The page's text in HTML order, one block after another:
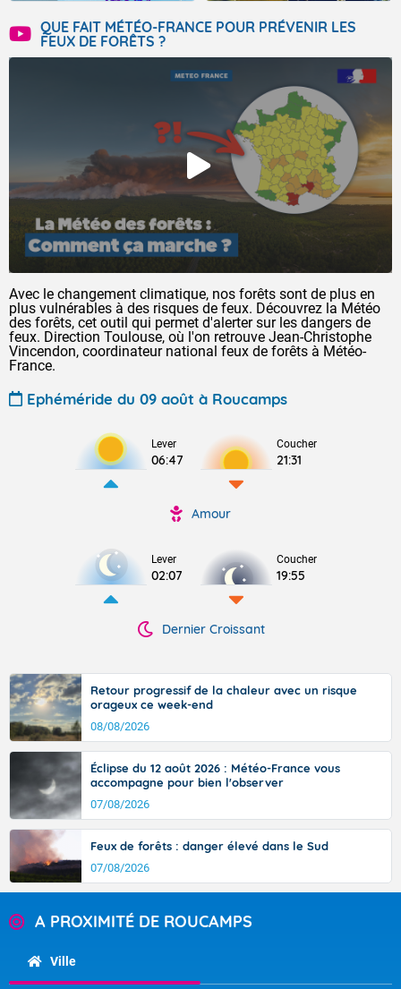
QUE FAIT MÉTÉO-FRANCE POUR PRÉVENIR LES
FEUX DE FORÊTS ?
Avec le changement climatique, nos forêts sont de plus en
plus vulnérables à des risques de feux. Découvrez la Météo
des forêts, cet outil qui permet d'alerter sur les dangers de
feux. Direction Toulouse, où l'on retrouve Jean-Christophe
Vincendon, coordinateur national feux de forêts à Météo-
France.
Ephéméride du 09 août à Roucamps
Lever
06:47
Coucher
21:31
Amour
Lever
02:07
Coucher
19:55
Dernier Croissant
Retour progressif de la chaleur avec un risque
orageux ce week-end
08/08/2026
Éclipse du 12 août 2026 : Météo-France vous
accompagne pour bien l'observer
07/08/2026
Feux de forêts : danger élevé dans le Sud
07/08/2026
A PROXIMITÉ DE ROUCAMPS
Ville